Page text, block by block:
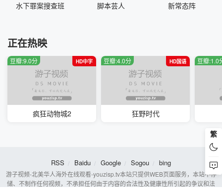
水下罪案搜查班 脚本芸人 新常态阵
正在热映
HD中字
豆瓣:9.0分
疯狂动物城2
HD国语
豆瓣:4.0分
狂野时代
豆瓣:1.0
繁
RSS Baidu Google Sogou bing
游子视频-北美华人海外在线观看-youzisp.tv本站只提供WEB页面服务，本站不存
储、不制作任何视频，不承担任何由于内容的合法性及健康性所引起的争议和法